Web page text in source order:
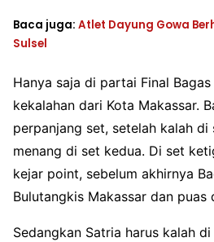
Baca juga: Atlet Dayung Gowa
Sulsel
Hanya saja di partai Final
kekalahan dari Kota Makassar.
perpanjang set, setelah kalah
menang di set kedua. Di set
kejar point, sebelum akhirnya
Bulutangkis Makassar dan puas
Sedangkan Satria harus kalah